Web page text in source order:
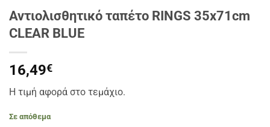
Αντιολισθητικό ταπέτο RINGS 35x71cm
CLEAR BLUE
16,49€
Η τιμή αφορά στο τεμάχιο.
Σε απόθεμα